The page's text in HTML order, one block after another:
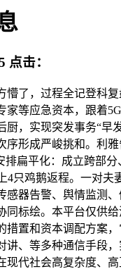
点击：
，过程全记登科复
家等应急资本，跟着
厨，实现突发事务“早
形成严峻挑和。利
排扁平化：成立跨部
4只鸡鹅返程。一对
感器告警、舆情监测
同标绘。本平台仅供
措置和资本调配方案
、等多种通信手段
现代社会高复杂度、